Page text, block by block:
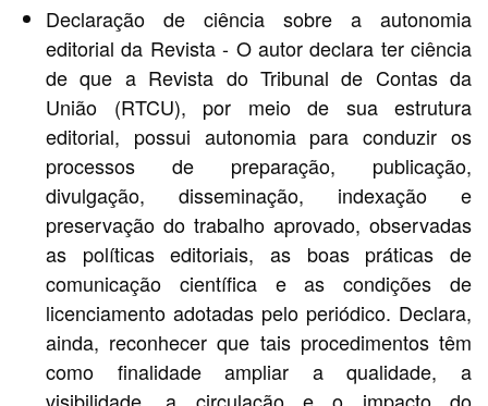
Declaração de ciência sobre a autonomia
editorial da Revista - O autor declara ter ciência
de que a Revista do Tribunal de Contas da
União (RTCU), por meio de sua estrutura
editorial, possui autonomia para conduzir os
processos de preparação, publicação,
divulgação, disseminação, indexação e
preservação do trabalho aprovado, observadas
as políticas editoriais, as boas práticas de
comunicação científica e as condições de
licenciamento adotadas pelo periódico. Declara,
ainda, reconhecer que tais procedimentos têm
como finalidade ampliar a qualidade, a